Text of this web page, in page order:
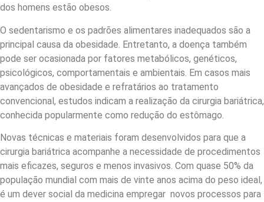
dos homens estão obesos.
O sedentarismo e os padrões alimentares inadequados são a
principal causa da obesidade. Entretanto, a doença também
pode ser ocasionada por fatores metabólicos, genéticos,
psicológicos, comportamentais e ambientais. Em casos mais
avançados de obesidade e refratários ao tratamento
convencional, estudos indicam a realização da cirurgia bariátrica,
conhecida popularmente como redução do estômago.
Novas técnicas e materiais foram desenvolvidos para que a
cirurgia bariátrica acompanhe a necessidade de procedimentos
mais eficazes, seguros e menos invasivos. Com quase 50% da
população mundial com mais de vinte anos acima do peso ideal,
é um dever social da medicina empregar novos processos para